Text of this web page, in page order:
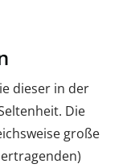
dieser in der
Die
große